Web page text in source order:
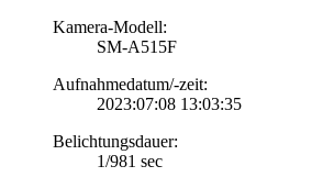
Kamera-Modell:
SM-A515F
Aufnahmedatum/-zeit:
2023:07:08 13:03:35
Belichtungsdauer:
1/981 sec